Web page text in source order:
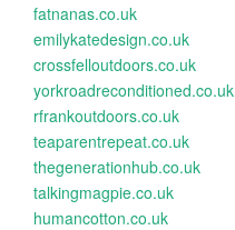
fatnanas.co.uk
emilykatedesign.co.uk
crossfelloutdoors.co.uk
yorkroadreconditioned.co.uk
rfrankoutdoors.co.uk
teaparentrepeat.co.uk
thegenerationhub.co.uk
talkingmagpie.co.uk
humancotton.co.uk